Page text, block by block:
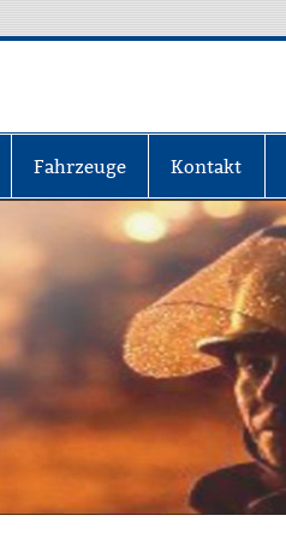
Fahrzeuge Kontakt